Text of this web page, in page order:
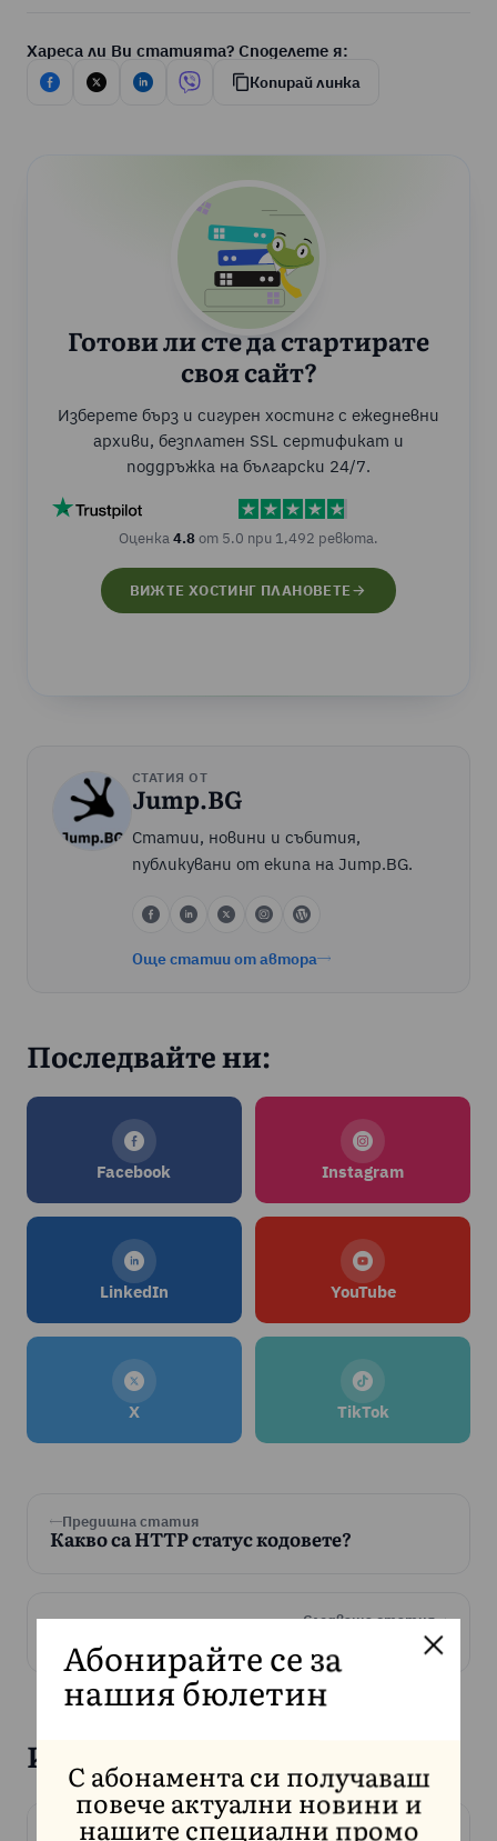
Хареса ли Ви статията? Споделете я:
Копирай линка
Готови ли сте да стартирате
своя сайт?
Изберете бърз и сигурен хостинг с ежедневни
архиви, безплатен SSL сертификат и
поддръжка на български 24/7.
Оценка4.8от 5.0 при 1,492 ревюта.
ВИЖТЕ ХОСТИНГ ПЛАНОВЕТЕ
СТАТИЯ ОТ
Jump.BG
Статии, новини и събития,
публикувани от екипа на Jump.BG.
Още статии от автора
Последвайте ни:
Facebook Instagram
LinkedIn YouTube
X TikTok
Предишна статия
Какво са HTTP статус кодовете?
Следваща статия
Търсим си маркетинг специалист
Избрахме за Вас
Абонирайте се за
нашия бюлетин
С абонамента си получаваш
повече актуални новини и
нашите специални промо